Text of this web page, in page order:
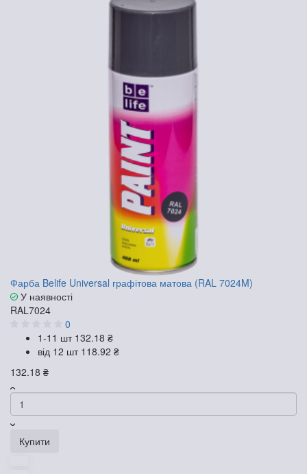
Фарба Belife Universal графітова матова (RAL 7024M)
У наявності
RAL7024
0
1-11 шт 132.18 ₴
від 12 шт 118.92 ₴
132.18 ₴
Купити